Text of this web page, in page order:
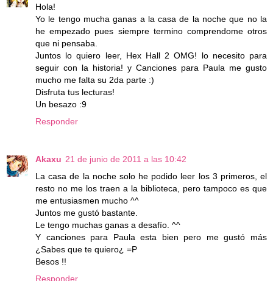
Hola!
Yo le tengo mucha ganas a la casa de la noche que no la
he empezado pues siempre termino comprendome otros
que ni pensaba.
Juntos lo quiero leer, Hex Hall 2 OMG! lo necesito para
seguir con la historia! y Canciones para Paula me gusto
mucho me falta su 2da parte :)
Disfruta tus lecturas!
Un besazo :9
Responder
Akaxu 21 de junio de 2011 a las 10:42
La casa de la noche solo he podido leer los 3 primeros, el
resto no me los traen a la biblioteca, pero tampoco es que
me entusiasmen mucho ^^
Juntos me gustó bastante.
Le tengo muchas ganas a desafío. ^^
Y canciones para Paula esta bien pero me gustó más
¿Sabes que te quiero¿ =P
Besos !!
Responder